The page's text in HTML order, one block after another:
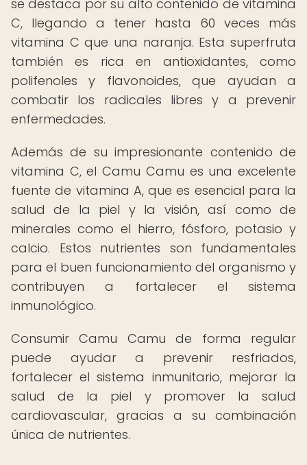
se destaca por su alto contenido de vitamina
C, llegando a tener hasta 60 veces más
vitamina C que una naranja. Esta superfruta
también es rica en antioxidantes, como
polifenoles y flavonoides, que ayudan a
combatir los radicales libres y a prevenir
enfermedades.
Además de su impresionante contenido de
vitamina C, el Camu Camu es una excelente
fuente de vitamina A, que es esencial para la
salud de la piel y la visión, así como de
minerales como el hierro, fósforo, potasio y
calcio. Estos nutrientes son fundamentales
para el buen funcionamiento del organismo y
contribuyen a fortalecer el sistema
inmunológico.
Consumir Camu Camu de forma regular
puede ayudar a prevenir resfriados,
fortalecer el sistema inmunitario, mejorar la
salud de la piel y promover la salud
cardiovascular, gracias a su combinación
única de nutrientes.